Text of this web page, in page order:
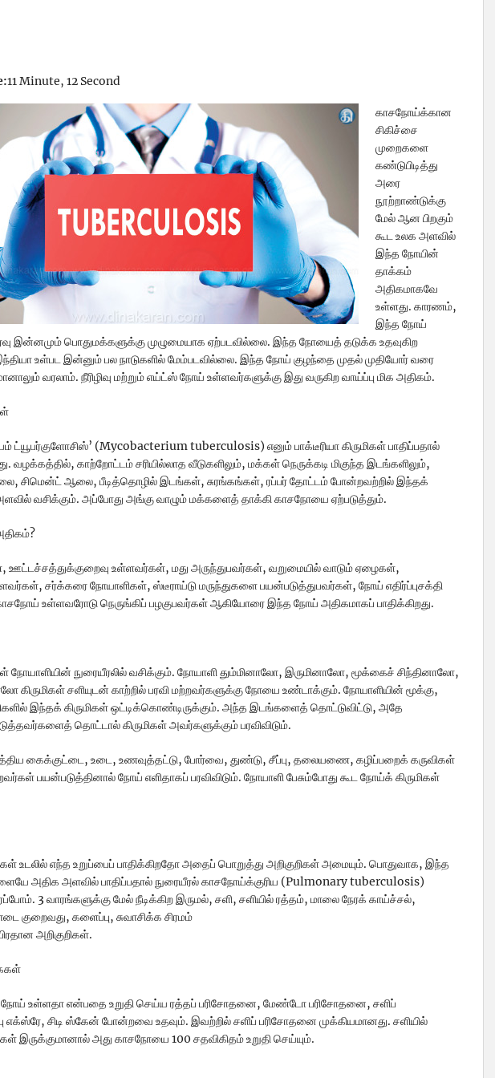
11 Minute, 12 Second
காசநோய்க்கான
சிகிச்சை
முறைகளை
கண்டுபிடித்து
அரை
நூற்றாண்டுக்கு
மேல் ஆன பிறகும்
கூட உலக அளவில்
இந்த நோயின்
தாக்கம்
அதிகமாகவே
உள்ளது. காரணம்,
இந்த நோய்
இன்னமும் பொதுமக்களுக்கு முழுமையாக ஏற்படவில்லை. இந்த நோயைத் தடுக்க உதவுகிற
இந்தியா உள்பட இன்னும் பல நாடுகளில் மேம்படவில்லை. இந்த நோய் குழந்தை முதல் முதியோர் வரை
வரலாம். நீரிழிவு மற்றும் எய்ட்ஸ் நோய் உள்ளவர்களுக்கு இது வருகிற வாய்ப்பு மிக அதிகம்.
ட்யூபர்குளோசிஸ்’ (Mycobacterium tuberculosis) எனும் பாக்டீரியா கிருமிகள் பாதிப்பதால்
வழக்கத்தில், காற்றோட்டம் சரியில்லாத வீடுகளிலும், மக்கள் நெருக்கடி மிகுந்த இடங்களிலும்,
சிமென்ட் ஆலை, பீடித்தொழில் இடங்கள், சுரங்கங்கள், ரப்பர் தோட்டம் போன்றவற்றில் இந்தக்
வசிக்கும். அப்போது அங்கு வாழும் மக்களைத் தாக்கி காசநோயை ஏற்படுத்தும்.
ஊட்டச்சத்துக்குறைவு உள்ளவர்கள், மது அருந்துபவர்கள், வறுமையில் வாடும் ஏழைகள்,
சர்க்கரை நோயாளிகள், ஸ்டீராய்டு மருந்துகளை பயன்படுத்துபவர்கள், நோய் எதிர்ப்புசக்தி
உள்ளவரோடு நெருங்கிப் பழகுபவர்கள் ஆகியோரை இந்த நோய் அதிகமாகப் பாதிக்கிறது.
நோயாளியின் நுரையீரலில் வசிக்கும். நோயாளி தும்மினாலோ, இருமினாலோ, மூக்கைச் சிந்தினாலோ,
கிருமிகள் சளியுடன் காற்றில் பரவி மற்றவர்களுக்கு நோயை உண்டாக்கும். நோயாளியின் மூக்கு,
இந்தக் கிருமிகள் ஒட்டிக்கொண்டிருக்கும். அந்த இடங்களைத் தொட்டுவிட்டு, அதே
தொட்டால் கிருமிகள் அவர்களுக்கும் பரவிவிடும்.
கைக்குட்டை, உடை, உணவுத்தட்டு, போர்வை, துண்டு, சீப்பு, தலையணை, கழிப்பறைக் கருவிகள்
பயன்படுத்தினால் நோய் எளிதாகப் பரவிவிடும். நோயாளி பேசும்போது கூட நோய்க் கிருமிகள்
உடலில் எந்த உறுப்பைப் பாதிக்கிறதோ அதைப் பொறுத்து அறிகுறிகள் அமையும். பொதுவாக, இந்த
அதிக அளவில் பாதிப்பதால் நுரையீரல் காசநோய்க்குரிய (Pulmonary tuberculosis)
3 வாரங்களுக்கு மேல் நீடிக்கிற இருமல், சளி, சளியில் ரத்தம், மாலை நேரக் காய்ச்சல்,
குறைவது, களைப்பு, சுவாசிக்க சிரமம்
அறிகுறிகள்.
உள்ளதா என்பதை உறுதி செய்ய ரத்தப் பரிசோதனை, மேண்டோ பரிசோதனை, சளிப்
எக்ஸ்ரே, சிடி ஸ்கேன் போன்றவை உதவும். இவற்றில் சளிப் பரிசோதனை முக்கியமானது. சளியில்
இருக்குமானால் அது காசநோயை 100 சதவிகிதம் உறுதி செய்யும்.